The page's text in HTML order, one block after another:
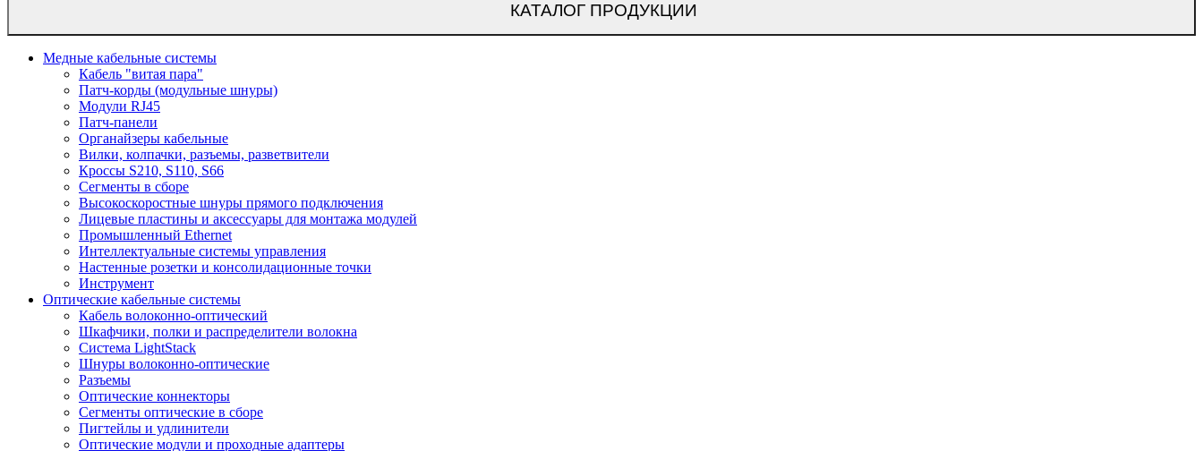
КАТАЛОГ ПРОДУКЦИИ
Медные кабельные системы
Кабель "витая пара"
Патч-корды (модульные шнуры)
Модули RJ45
Патч-панели
Органайзеры кабельные
Вилки, колпачки, разъемы, разветвители
Кроссы S210, S110, S66
Сегменты в сборе
Высокоскоростные шнуры прямого подключения
Лицевые пластины и аксессуары для монтажа модулей
Промышленный Ethernet
Интеллектуальные системы управления
Настенные розетки и консолидационные точки
Инструмент
Оптические кабельные системы
Кабель волоконно-оптический
Шкафчики, полки и распределители волокна
Система LightStack
Шнуры волоконно-оптические
Разъемы
Оптические коннекторы
Сегменты оптические в сборе
Пигтейлы и удлинители
Оптические модули и проходные адаптеры